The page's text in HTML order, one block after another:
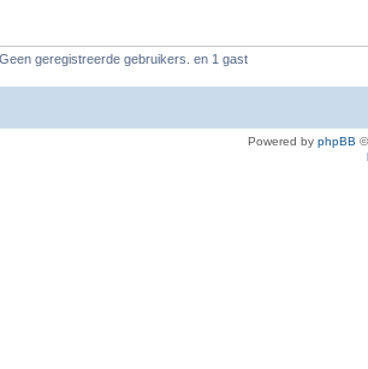
geregistreerde gebruikers. en 1 gast
Powered by phpBB